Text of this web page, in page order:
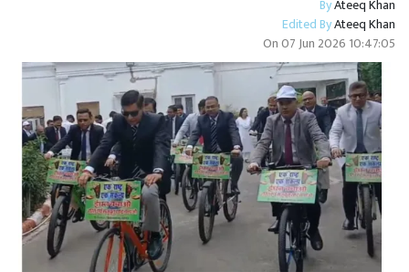
ByAteeq Khan
Edited ByAteeq Khan
On07 Jun 2026 10:47:05